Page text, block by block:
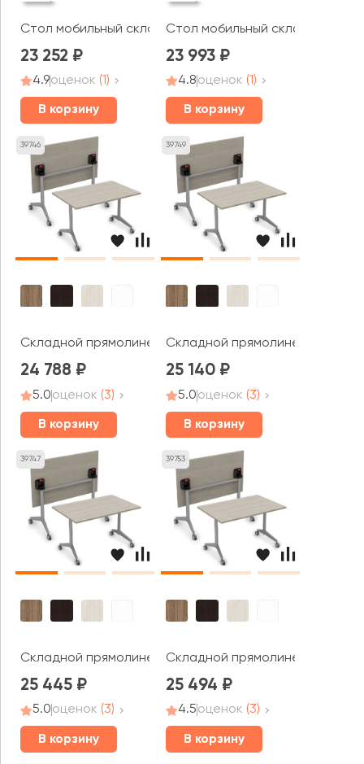
Стол мобильный складной 140 закругленная опора
23 252
4.9оценок (1)
В корзину
Стол мобильный складной 160
23 993
4.8оценок (1)
В корзину
39746
Складной прямолинейный стол СИМПЛ / SIMPLE
24 788
5.0оценок (3)
В корзину
39749
Складной прямолинейный стол
25 140
5.0оценок (3)
В корзину
39747
Складной прямолинейный стол СИМПЛ / SIMPLE
25 445
5.0оценок (3)
В корзину
39753
Складной прямолинейный стол
25 494
4.5оценок (3)
В корзину